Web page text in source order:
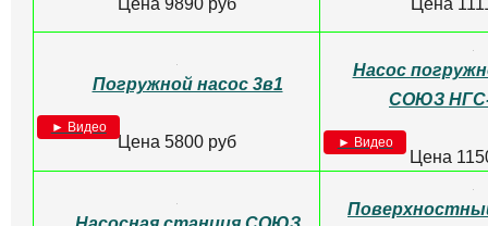
WP9710GA
Цена 5525 руб
Цена
Погружной насос 3 в 1